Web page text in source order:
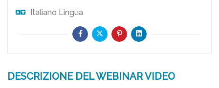
DESCRIZIONE DEL WEBINAR VIDEO
Italiano Lingua